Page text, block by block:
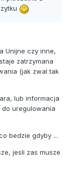
Unijne czy inne,
zatrzymana
(jak zwal tak
lub informacja
uregulowania
bedzie gdyby ...
jesli zas musze